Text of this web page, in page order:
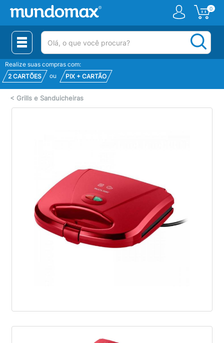
0
(pesquisar)
Realize suas compras com:
2 CARTÕES
ou PIX + CARTÃO
< Grills e Sanduicheiras